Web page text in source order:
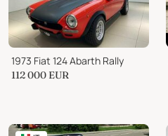
1973 Fiat 124 Abarth Rally
112 000 EUR